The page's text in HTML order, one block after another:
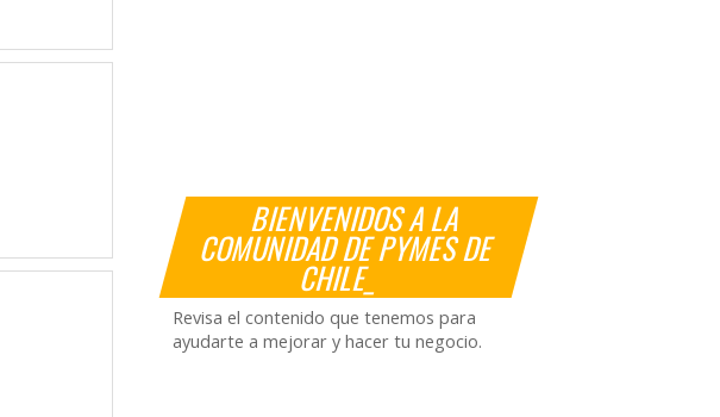
BIENVENIDOS A LA
COMUNIDAD DE PYMES DE
CHILE_
Revisa el contenido que tenemos para
ayudarte a mejorar y hacer tu negocio.